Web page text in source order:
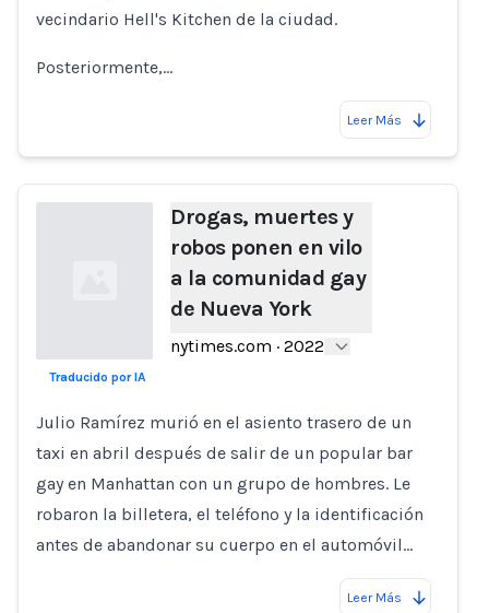
vecindario Hell's Kitchen de la ciudad.
Posteriormente,…
Leer Más
Drogas, muertes y
robos ponen en vilo
a la comunidad gay
de Nueva York
nytimes.com · 2022
Traducido por IA
Julio Ramírez murió en el asiento trasero de un
taxi en abril después de salir de un popular bar
gay en Manhattan con un grupo de hombres. Le
robaron la billetera, el teléfono y la identificación
antes de abandonar su cuerpo en el automóvil…
Leer Más